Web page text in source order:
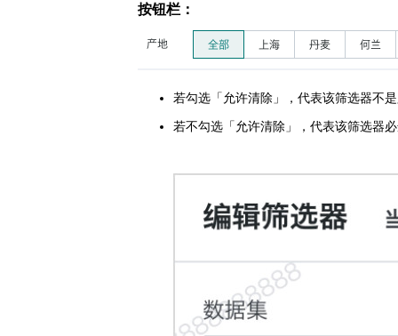
按钮栏：
若勾选「允许清除」，代表该筛选器不
若不勾选「允许清除」，代表该筛选器